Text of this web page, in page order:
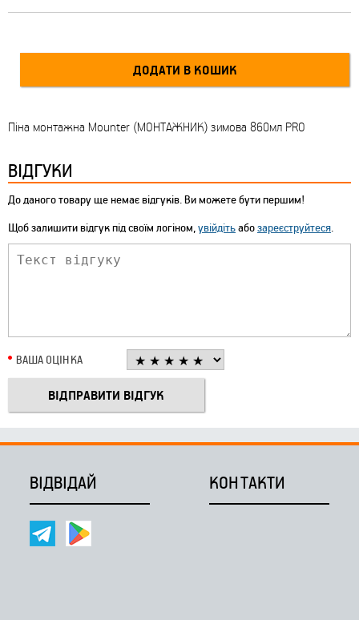
Піна монтажна Mounter (МОНТАЖНИК) зимова 860мл PRO
ВІДГУКИ
До даного товару ще немає відгуків. Ви можете бути першим!
Щоб залишити відгук під своїм логіном,увійдітьабозареєструйтеся.
ВАША ОЦІНКА
ВІДВІДАЙ КОНТАКТИ